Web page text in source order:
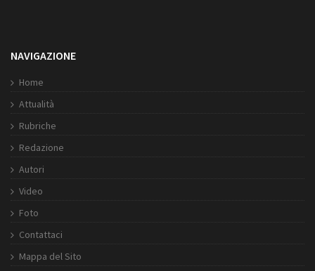
NAVIGAZIONE
Home
Attualità
Rubriche
Redazione
Autori
Video
Foto
Contattaci
Mappa del Sito